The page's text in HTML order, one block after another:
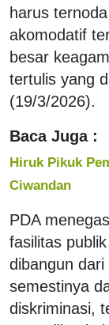
harus
akomodatif
besar
tertulis yang
(19/3/2026).
Baca Juga :
Hiruk Pikuk
Ciwandan
PDA
fasilitas
dibangun
semestinya
diskriminasi,